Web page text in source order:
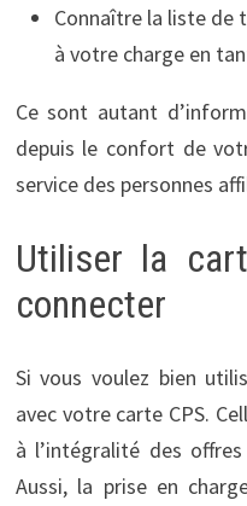
Connaître la liste de
à votre charge en
Ce sont autant
depuis le confort de
service des personnes
Utiliser la
connecter
Si vous voulez bien
avec votre carte CPS.
à l’intégralité des
Aussi, la prise en